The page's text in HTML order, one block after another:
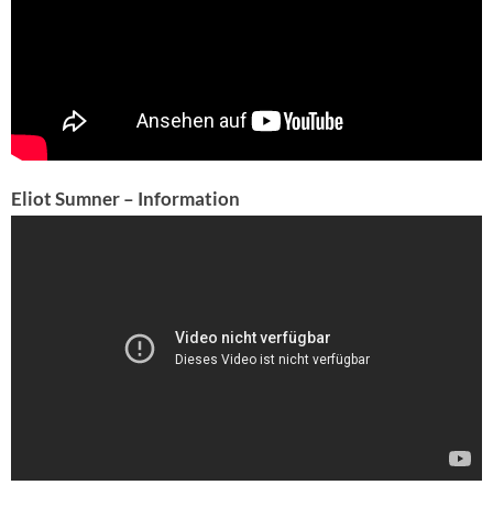
Eliot Sumner – Information